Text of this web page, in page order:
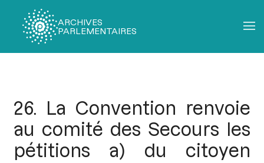
ARCHIVES
PARLEMENTAIRES
26. La Convention renvoie
au comité des Secours les
pétitions a) du citoyen